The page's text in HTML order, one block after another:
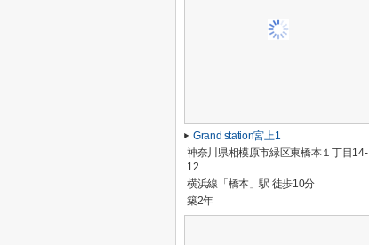
Grand station宮上1
神奈川県相模原市緑区東橋本１丁目14-
12
横浜線「橋本」駅 徒歩10分
築2年